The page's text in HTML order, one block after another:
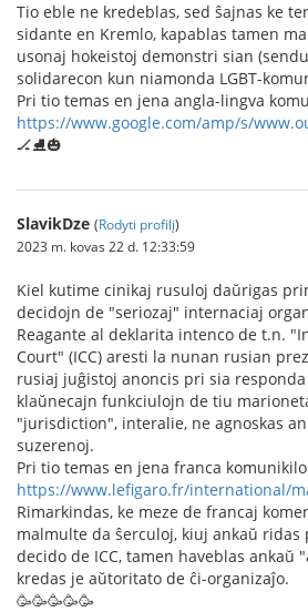
Tio eble ne kredeblas, sed ŝajnas ke
sidante en Kremlo, kapablas tamen
usonaj hokeistoj demonstri sian
solidarecon kun niamonda LGBT-
Pri tio temas en jena angla-lingva
https://www.google.com/amp/s/
🏒⛸️🎃
SlavikDze (Rodyti profilį)
2023 m. kovas 22 d. 12:33:59
Kiel kutime cinikaj rusuloj daŭrigas
decidojn de "seriozaj" internaciaj
Reagante al deklarita intenco de t.n.
Court" (ICC) aresti la nunan rusian
rusiaj juĝistoj anoncis pri sia
klaŭnecajn funkciulojn de tiu
"jurisdiction", interalie, ne agnoskas
suzerenoj.
Pri tio temas en jena franca
https://www.lefigaro.fr/international/
Rimarkindas, ke meze de francaj
malmulte da ŝerculoj, kiuj ankaŭ ridas
decido de ICC, tamen haveblas ankaŭ
kredas je aŭtoritato de ĉi-organizaĵo.
🥳🥳🥳🥳🥳